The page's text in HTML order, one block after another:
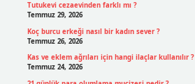
Tutukevi cezaevinden farklı mı ?
Temmuz 29, 2026
Koç burcu erkeği nasıl bir kadın sever ?
Temmuz 26, 2026
Kas ve eklem ağrıları için hangi ilaçlar kullanılır ?
Temmuz 24, 2026